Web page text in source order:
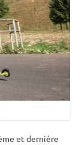
et dernière